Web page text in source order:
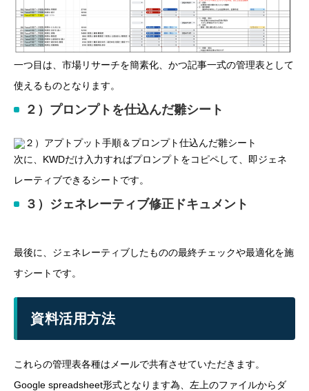
一つ目は、市場リサーチを簡素化、かつ記事一式の管理表として
使えるものとなります。
２）プロンプトを仕込んだ雛シート
次に、KWDだけ入力すればプロンプトをコピペして、即ジェネ
レーティブできるシートです。
３）ジェネレーティブ修正ドキュメント
最後に、ジェネレーティブしたものの最終チェックや最適化を施
すシートです。
資料活用方法
これらの管理表各種はメールで共有させていただきます。
Google spreadsheet形式となります為、左上のファイルからダ